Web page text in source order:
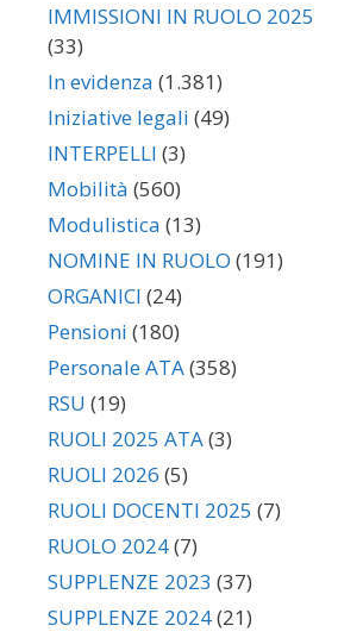
IMMISSIONI IN RUOLO 2025
(33)
In evidenza (1.381)
Iniziative legali (49)
INTERPELLI (3)
Mobilità (560)
Modulistica (13)
NOMINE IN RUOLO (191)
ORGANICI (24)
Pensioni (180)
Personale ATA(358)
RSU (19)
RUOLI 2025 ATA(3)
RUOLI 2026 (5)
RUOLI DOCENTI 2025 (7)
RUOLO 2024(7)
SUPPLENZE 2023 (37)
SUPPLENZE 2024(21)